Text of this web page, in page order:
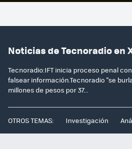
Noticias de Tecnoradio en
Tecnoradio:IFT inicia proceso penal
falsear información.Tecnoradio "se
millones de pesos por 37...
OTROS TEMAS: Investigación